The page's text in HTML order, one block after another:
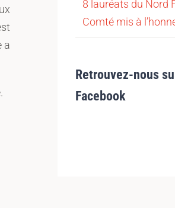
a
8 lauréats du Nord
Comté mis à
Retrouvez-nous
Facebook